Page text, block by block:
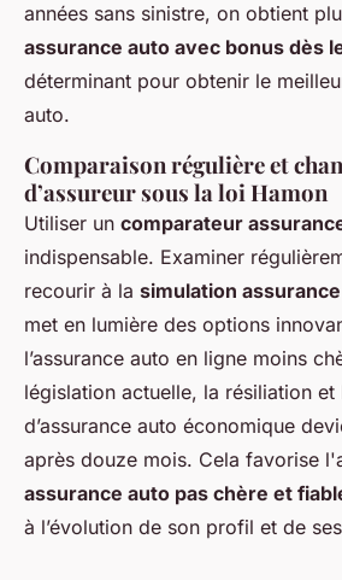
années sans sinistre, on obtient
assurance auto avec bonus dès
déterminant pour obtenir le
auto.
Comparaison régulière et
d’assureur sous la loi Hamon
Utiliser un comparateur
indispensable. Examiner
recourir à la simulation
met en lumière des options
l’assurance auto en ligne moins
législation actuelle, la résiliation et
d’assurance auto économique
après douze mois. Cela favorise
assurance auto pas chère et
à l’évolution de son profil et de